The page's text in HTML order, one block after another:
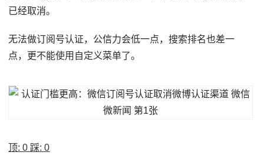
已经取消。
无法做订阅号认证，公信力会低一点，搜索排名也差一
点，更不能使用自定义菜单了。
顶:0 踩:0